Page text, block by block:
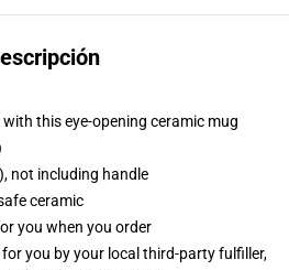
this eye-opening ceramic mug
not including handle
ceramic
you when you order
you by your local third-party fulfiller,